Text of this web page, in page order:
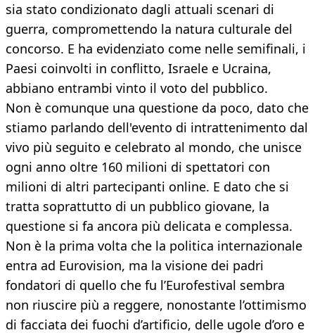
sia stato condizionato dagli attuali scenari di
guerra, compromettendo la natura culturale del
concorso. E ha evidenziato come nelle semifinali, i
Paesi coinvolti in conflitto, Israele e Ucraina,
abbiano entrambi vinto il voto del pubblico.
Non è comunque una questione da poco, dato che
stiamo parlando dell'evento di intrattenimento dal
vivo più seguito e celebrato al mondo, che unisce
ogni anno oltre 160 milioni di spettatori con
milioni di altri partecipanti online. E dato che si
tratta soprattutto di un pubblico giovane, la
questione si fa ancora più delicata e complessa.
Non è la prima volta che la politica internazionale
entra ad Eurovision, ma la visione dei padri
fondatori di quello che fu l’Eurofestival sembra
non riuscire più a reggere, nonostante l’ottimismo
di facciata dei fuochi d’artificio, delle ugole d’oro e